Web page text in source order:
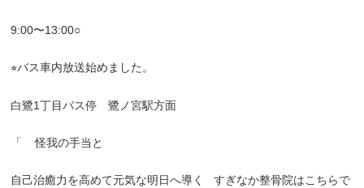
9:00〜13:00○
⭐︎バス車内放送始めました。
白鷺1丁目バス停 鷺ノ宮駅方面
「 怪我の手当と
自己治癒力を高めて元気な明日へ導く
すぎなか整骨院はこちらで